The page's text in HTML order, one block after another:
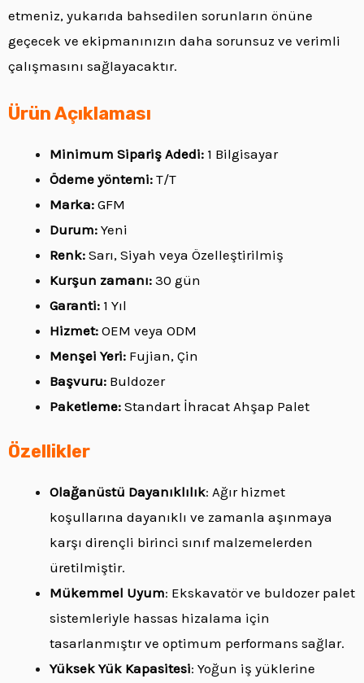
etmeniz, yukarıda bahsedilen sorunların önüne
geçecek ve ekipmanınızın daha sorunsuz ve verimli
çalışmasını sağlayacaktır.
Ürün Açıklaması
Minimum Sipariş Adedi: 1 Bilgisayar
Ödeme yöntemi: T/T
Marka: GFM
Durum: Yeni
Renk: Sarı, Siyah veya Özelleştirilmiş
Kurşun zamanı: 30 gün
Garanti: 1 Yıl
Hizmet: OEM veya ODM
Menşei Yeri: Fujian, Çin
Başvuru: Buldozer
Paketleme: Standart İhracat Ahşap Palet
Özellikler
Olağanüstü Dayanıklılık: Ağır hizmet
koşullarına dayanıklı ve zamanla aşınmaya
karşı dirençli birinci sınıf malzemelerden
üretilmiştir.
Mükemmel Uyum: Ekskavatör ve buldozer palet
sistemleriyle hassas hizalama için
tasarlanmıştır ve optimum performans sağlar.
Yüksek Yük Kapasitesi: Yoğun iş yüklerine